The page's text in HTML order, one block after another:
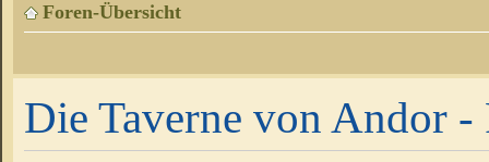
Foren-Übersicht
Die Taverne von Andor -